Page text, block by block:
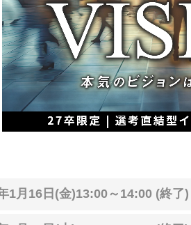
1月16日(金)13:00～14:00 (終了)